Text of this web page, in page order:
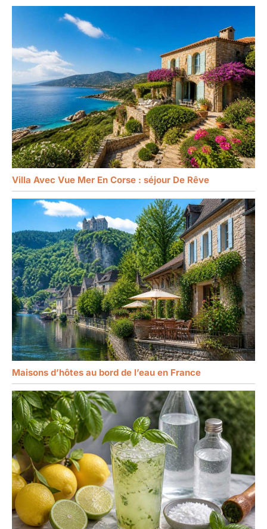
Villa Avec Vue Mer En Corse : séjour De Rêve
Maisons d’hôtes au bord de l’eau en France